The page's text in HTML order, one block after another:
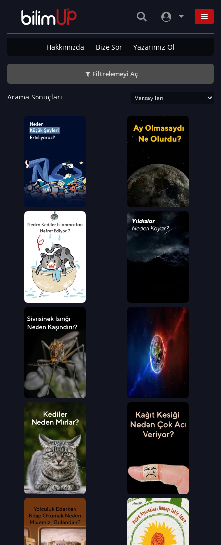
Hakkımızda Bize Sor Yazarımız Ol
Filtrelemeyi Aç
Arama Sonuçları